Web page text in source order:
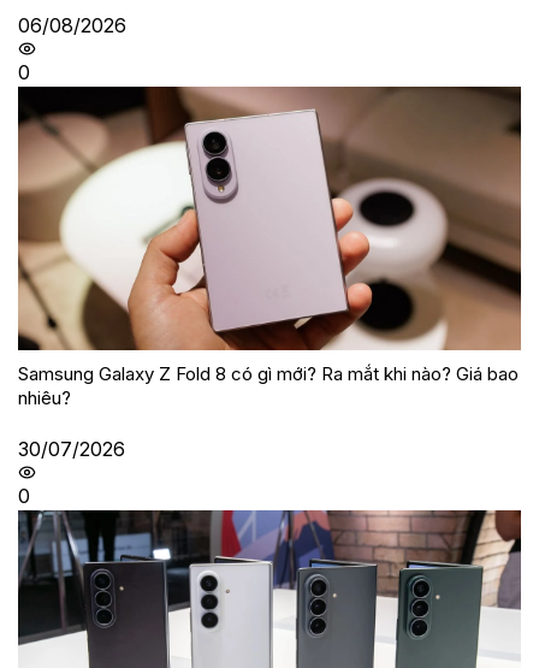
06/08/2026
0
Samsung Galaxy Z Fold 8 có gì mới? Ra mắt khi nào? Giá bao
nhiêu?
30/07/2026
0